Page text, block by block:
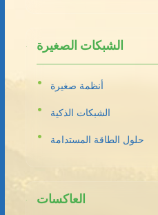
الشبكات الصغيرة
أنظمة صغيرة
الشبكات الذكية
حلول الطاقة المستدامة
العاكسات